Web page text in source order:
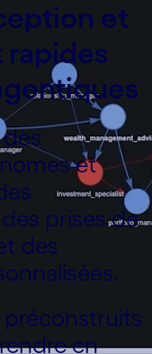
et
et
prises de
des
préconstruits
en